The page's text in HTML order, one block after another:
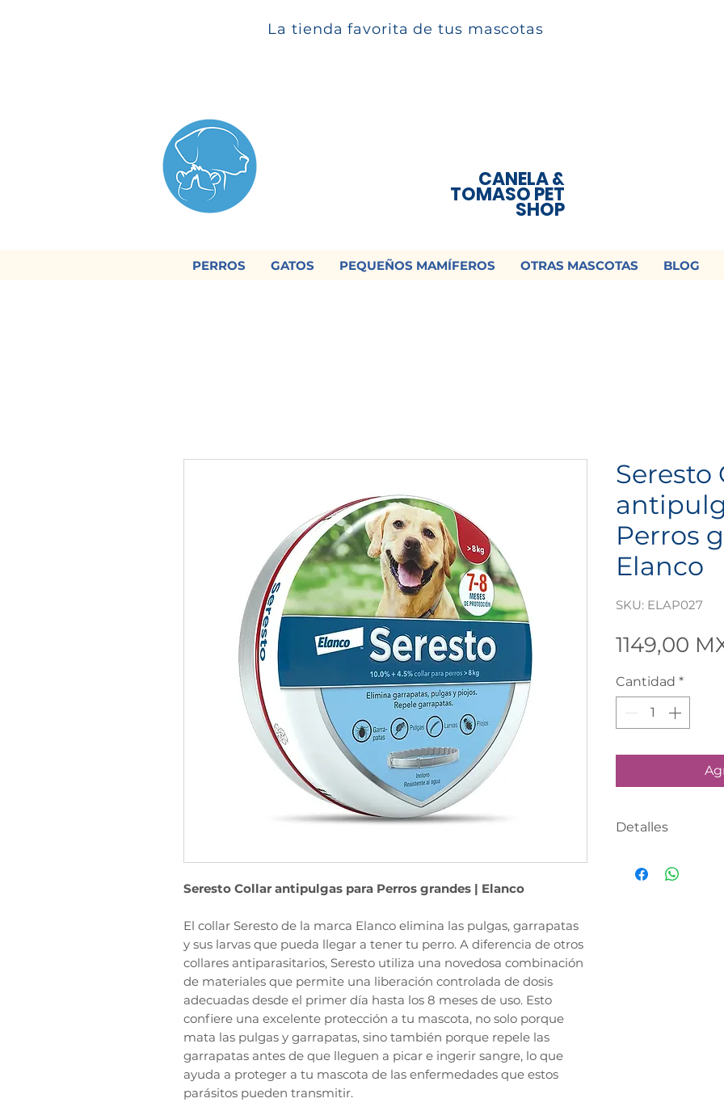
La tienda favorita de tus mascotas
CANELA &
TOMASO PET
SHOP
PERROS GATOS PEQUEÑOS MAMÍFEROS OTRAS MASCOTAS BLOG
Seresto Collar antipulgas para Perros grandes | Elanco
El collar Seresto de la marca Elanco elimina las pulgas, garrapatas
y sus larvas que pueda llegar a tener tu perro. A diferencia de otros
collares antiparasitarios, Seresto utiliza una novedosa combinación
de materiales que permite una liberación controlada de dosis
adecuadas desde el primer día hasta los 8 meses de uso. Esto
confiere una excelente protección a tu mascota, no solo porque
mata las pulgas y garrapatas, sino también porque repele las
garrapatas antes de que lleguen a picar e ingerir sangre, lo que
ayuda a proteger a tu mascota de las enfermedades que estos
parásitos pueden transmitir.
Seresto
Perros
Elanco
SKU: ELAP027
1149,00
Cantidad *
Detalles
DÍA HABÍL